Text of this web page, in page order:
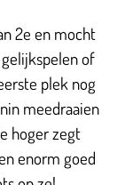
2e en mocht
of
plek nog
meedraaien
hoger zegt
enorm goed